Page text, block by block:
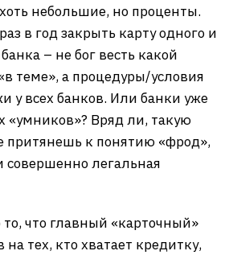
небольшие, но проценты.
в год закрыть карту одного и
– не бог весть какой
теме», а процедуры/условия
у всех банков. Или банки уже
«умников»? Вряд ли, такую
притянешь к понятию «фрод»,
совершенно легальная
что главный «карточный»
на тех, кто хватает кредитку,